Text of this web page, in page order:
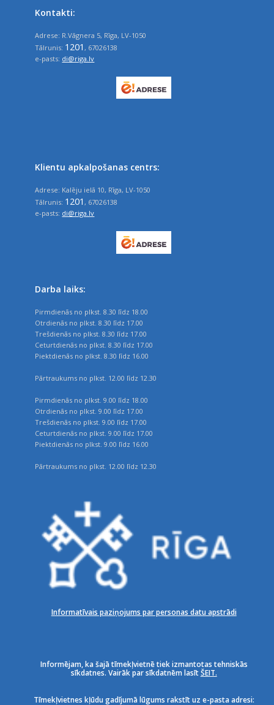
Kontakti:
Adrese: R.Vāgnera 5, Rīga, LV-1050
Tālrunis: 1201 , 67026138
e-pasts: di@riga.lv
Klientu apkalpošanas centrs:
Adrese: Kalēju ielā 10, Rīga, LV-1050
Tālrunis: 1201, 67026138
e-pasts: di@riga.lv
Darba laiks:
Pirmdienās no plkst. 8.30 līdz 18.00
Otrdienās no plkst. 8.30 līdz 17.00
Trešdienās no plkst. 8.30 līdz 17.00
Ceturtdienās no plkst. 8.30 līdz 17.00
Piektdienās no plkst. 8.30 līdz 16.00
Pārtraukums no plkst. 12.00 līdz 12.30
Pirmdienās no plkst. 9.00 līdz 18.00
Otrdienās no plkst. 9.00 līdz 17.00
Trešdienās no plkst. 9.00 līdz 17.00
Ceturtdienās no plkst. 9.00 līdz 17.00
Piektdienās no plkst. 9.00 līdz 16.00
Pārtraukums no plkst. 12.00 līdz 12.30
Informatīvais paziņojums par personas datu apstrādi
Informējam, ka šajā tīmekļvietnē tiek izmantotas tehniskās
sīkdatnes. Vairāk par sīkdatnēm lasītŠEIT.
Tīmekļvietnes kļūdu gadījumā lūgums rakstīt uz e-pasta adresi: